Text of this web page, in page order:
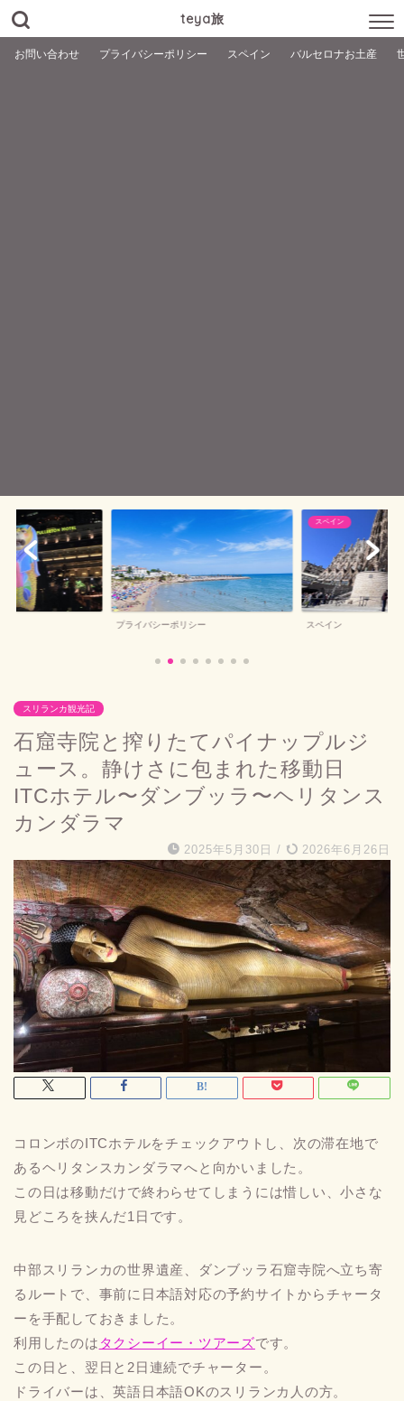
teya旅
お問い合わせ プライバシーポリシー スペイン バルセロナお土産
スペイン
バルセロナお土産
バルセロナお土産
スリランカ観光記
石窟寺院と搾りたてパイナップルジ
ュース。静けさに包まれた移動日
ITCホテル〜ダンブッラ〜ヘリタンス
カンダラマ
2025年5月30日 / 2026年6月26日
コロンボのITCホテルをチェックアウトし、次の滞在地で
あるヘリタンスカンダラマへと向かいました。
この日は移動だけで終わらせてしまうには惜しい、小さな
見どころを挟んだ1日です。
中部スリランカの世界遺産、ダンブッラ石窟寺院へ立ち寄
るルートで、事前に日本語対応の予約サイトからチャータ
ーを手配しておきました。
利用したのは タクシーイー・ツアーズです。
この日と、翌日と2日連続でチャーター。
ドライバーは、英語日本語OKのスリランカ人の方。